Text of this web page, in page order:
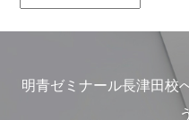
明青ゼミナール長津田校